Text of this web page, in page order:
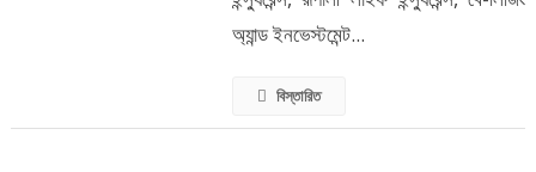
অ্যান্ড ইনভেস্টমেন্ট...
বিস্তারিত